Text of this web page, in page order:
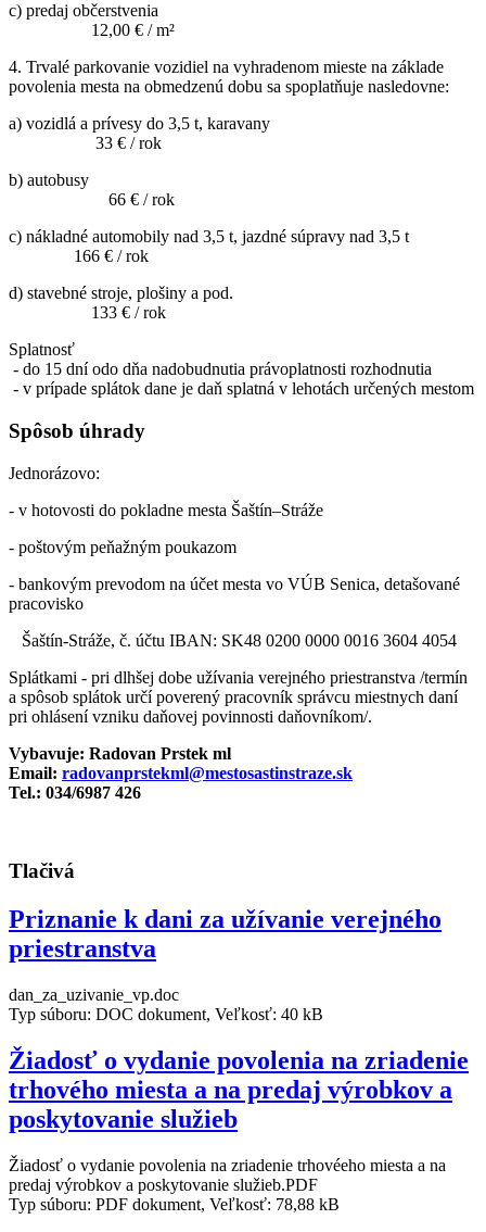
c) predaj občerstvenia
12,00 € / m²
4. Trvalé parkovanie vozidiel na vyhradenom mieste na základe
povolenia mesta na obmedzenú dobu sa spoplatňuje nasledovne:
a) vozidlá a prívesy do 3,5 t, karavany
33 € / rok
b) autobusy
66 € / rok
c) nákladné automobily nad 3,5 t, jazdné súpravy nad 3,5 t
166 € / rok
d) stavebné stroje, plošiny a pod.
133 € / rok
Splatnosť
- do 15 dní odo dňa nadobudnutia právoplatnosti rozhodnutia
- v prípade splátok dane je daň splatná v lehotách určených mestom
Spôsob úhrady
Jednorázovo:
- v hotovosti do pokladne mesta Šaštín–Stráže
- poštovým peňažným poukazom
- bankovým prevodom na účet mesta vo VÚB Senica, detašované
pracovisko
Šaštín-Stráže, č. účtu IBAN: SK48 0200 0000 0016 3604 4054
Splátkami - pri dlhšej dobe užívania verejného priestranstva /termín
a spôsob splátok určí poverený pracovník správcu miestnych daní
pri ohlásení vzniku daňovej povinnosti daňovníkom/.
Vybavuje: Radovan Prstek ml
Email: radovanprstekml@mestosastinstraze.sk
Tel.: 034/6987 426
Tlačivá
Priznanie k dani za užívanie verejného
priestranstva
dan_za_uzivanie_vp.doc
Typ súboru: DOC dokument, Veľkosť: 40 kB
Žiadosť o vydanie povolenia na zriadenie
trhového miesta a na predaj výrobkov a
poskytovanie služieb
Žiadosť o vydanie povolenia na zriadenie trhovéeho miesta a na
predaj výrobkov a poskytovanie služieb.PDF
Typ súboru: PDF dokument, Veľkosť: 78,88 kB